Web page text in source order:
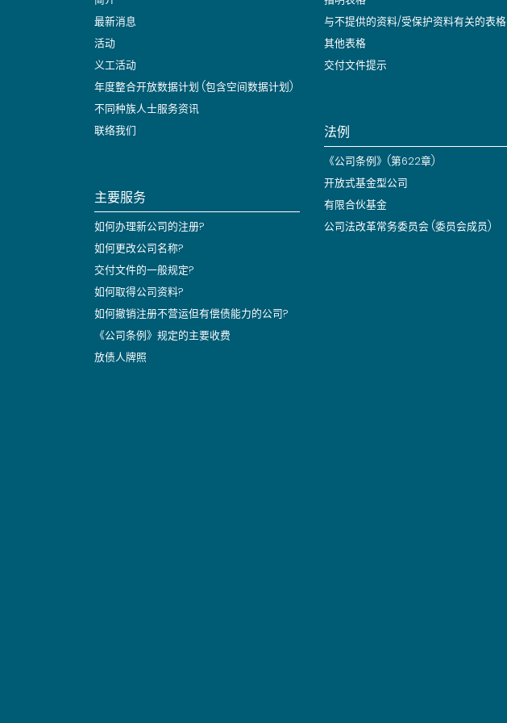
最新消息
活动
义工活动
年度整合开放数据计划 (包含空间数据计划)
不同种族人士服务资讯
联络我们
主要服务
如何办理新公司的注册?
如何更改公司名称?
交付文件的一般规定?
如何取得公司资料?
如何撤销注册不营运但有偿债能力的公司?
《公司条例》规定的主要收费
放债人牌照
与不提供的资料/受保护资料有关的表格
其他表格
交付文件提示
法例
《公司条例》(第622章)
开放式基金型公司
有限合伙基金
公司法改革常务委员会 (委员会成员)